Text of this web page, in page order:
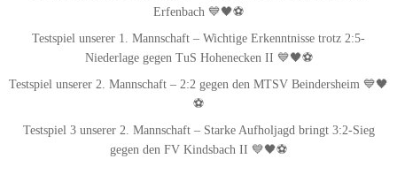
Erfenbach 💙🖤⚽
Testspiel unserer 1. Mannschaft – Wichtige Erkenntnisse trotz 2:5-
Niederlage gegen TuS Hohenecken II 💙🖤⚽
Testspiel unserer 2. Mannschaft – 2:2 gegen den MTSV Beindersheim 💙🖤
⚽
Testspiel 3 unserer 2. Mannschaft – Starke Aufholjagd bringt 3:2-Sieg
gegen den FV Kindsbach II 💙🖤⚽